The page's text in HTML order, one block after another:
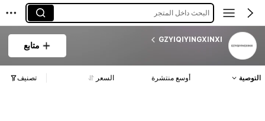
البحث داخل المتجر
GZYIQIYINGXINXI
متابع
التوصية أوسع منتشرة السعر تصنيف